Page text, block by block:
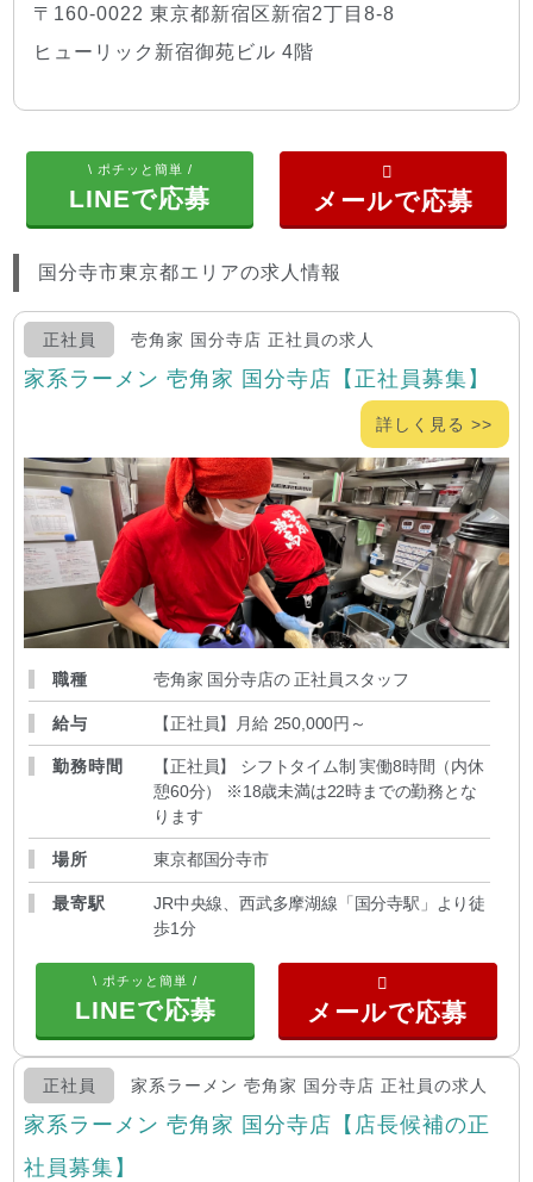
〒160-0022 東京都新宿区新宿2丁目8-8
ヒューリック新宿御苑ビル 4階
\ ポチッと簡単 /
LINEで応募
国分寺市東京都エリアの求人情報
正社員 壱角家 国分寺店 正社員の求人
家系ラーメン 壱角家 国分寺店【正社員募集】
詳しく見る >>
職種 壱角家 国分寺店の 正社員スタッフ
給与 【正社員】月給 250,000円～
勤務時間
【正社員】 シフトタイム制 実働8時間（内休
憩60分） ※18歳未満は22時までの勤務とな
ります
場所 東京都国分寺市
最寄駅
JR中央線、西武多摩湖線「国分寺駅」より徒
歩1分
\ ポチッと簡単 /
LINEで応募
正社員 家系ラーメン 壱角家 国分寺店 正社員の求人
家系ラーメン 壱角家 国分寺店【店長候補の正
社員募集】